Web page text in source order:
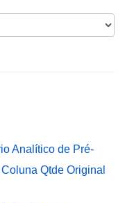
Analítico de Pré-
Qtde Original